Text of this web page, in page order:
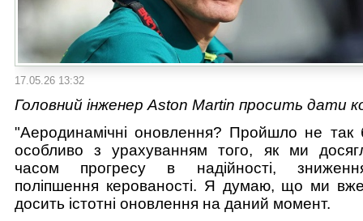
17.05.26 13:32
Головний інженер Aston Martin просить дати
"Аеродинамічні оновлення? Пройшло не так
особливо з урахуванням того, як ми
часом прогресу в надійності,
поліпшення керованості. Я думаю, що ми
досить істотні оновлення на даний момент.